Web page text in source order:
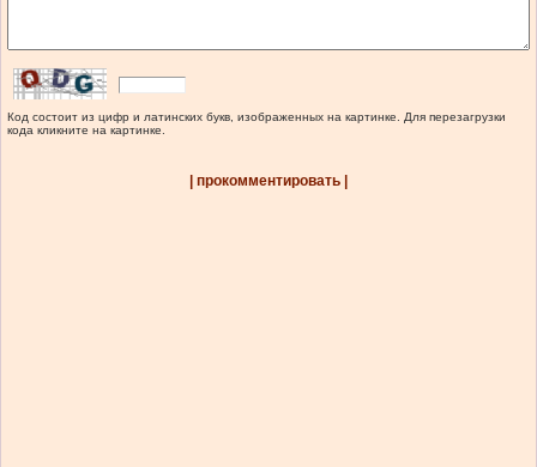
Код состоит из цифр и латинских букв, изображенных на картинке. Для перезагрузки
кода кликните на картинке.
| прокомментировать |